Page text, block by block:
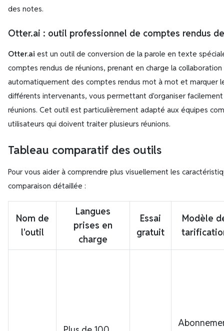
des notes.
Otter.ai : outil professionnel de comptes rendus
Otter.ai est un outil de conversion de la parole en texte
comptes rendus de réunions, prenant en charge la
automatiquement des comptes rendus mot à mot et marquer
différents intervenants, vous permettant d'organiser
réunions. Cet outil est particulièrement adapté aux équipes
utilisateurs qui doivent traiter plusieurs réunions.
Tableau comparatif des outils
Pour vous aider à comprendre plus visuellement les
comparaison détaillée :
Nom de
l'outil
Langues
prises en
charge
Essai
gratuit
Modèle